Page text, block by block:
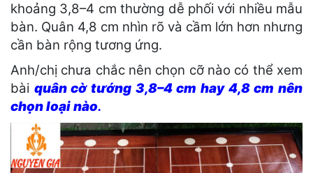
khoảng 3,8–4 cm thường dễ phối với nhiều mẫu
bàn. Quân 4,8 cm nhìn rõ và cầm lớn hơn nhưng
cần bàn rộng tương ứng.
Anh/chị chưa chắc nên chọn cỡ nào có thể xem
bài quân cờ tướng 3,8–4 cm hay 4,8 cm nên
chọn loại nào.